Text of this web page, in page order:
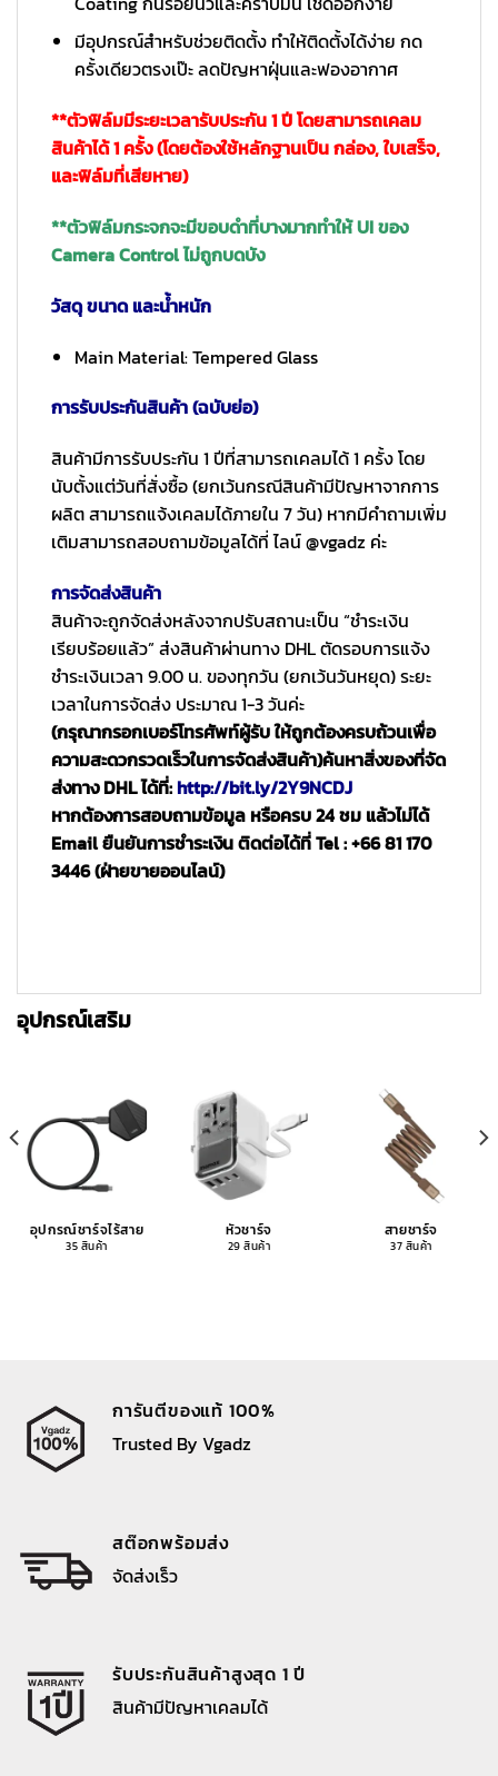
มีอุปกรณ์สำหรับช่วยติดตั้ง ทำให้ติดตั้งได้ง่าย กด
ครั้งเดียวตรงเป๊ะ ลดปัญหาฝุ่นและฟองอากาศ
**ตัวฟิล์มมีระยะเวลารับประกัน 1 ปี โดยสามารถเคลม
สินค้าได้ 1 ครั้ง (โดยต้องใช้หลักฐานเป็น กล่อง, ใบเสร็จ,
และฟิล์มที่เสียหาย)
**ตัวฟิล์มกระจกจะมีขอบดำที่บางมากทำให้ UI ของ
Camera Control ไม่ถูกบดบัง
วัสดุ ขนาด และน้ำหนัก
Main Material: Tempered Glass
การรับประกันสินค้า (ฉบับย่อ)
สินค้ามีการรับประกัน 1 ปีที่สามารถเคลมได้ 1 ครั้ง โดย
นับตั้งแต่วันที่สั่งซื้อ (ยกเว้นกรณีสินค้ามีปัญหาจากการ
ผลิต สามารถแจ้งเคลมได้ภายใน 7 วัน) หากมีคำถามเพิ่ม
เติมสามารถสอบถามข้อมูลได้ที่ ไลน์ @vgadz ค่ะ
การจัดส่งสินค้า
สินค้าจะถูกจัดส่งหลังจากปรับสถานะเป็น “ชำระเงิน
เรียบร้อยแล้ว” ส่งสินค้าผ่านทาง DHL ตัดรอบการแจ้ง
ชำระเงินเวลา 9.00 น. ของทุกวัน (ยกเว้นวันหยุด) ระยะ
เวลาในการจัดส่ง ประมาณ 1-3 วันค่ะ
(กรุณากรอกเบอร์โทรศัพท์ผู้รับ ให้ถูกต้องครบถ้วนเพื่อ
ความสะดวกรวดเร็วในการจัดส่งสินค้า)ค้นหาสิ่งของที่จัด
ส่งทาง DHL ได้ที่:http://bit.ly/2Y9NCDJ
หากต้องการสอบถามข้อมูล หรือครบ 24 ชม แล้วไม่ได้
Email ยืนยันการชำระเงิน ติดต่อได้ที่ Tel : +66 81 170
3446 (ฝ่ายขายออนไลน์)
อุปกรณ์เสริม
อุปกรณ์ชาร์จไร้สาย
35 สินค้า
หัวชาร์จ
29 สินค้า
สายชาร์จ
37 สินค้า
การันตีของแท้ 100%
Trusted By Vgadz
สต๊อกพร้อมส่ง
จัดส่งเร็ว
รับประกันสินค้าสูงสุด 1 ปี
สินค้ามีปัญหาเคลมได้